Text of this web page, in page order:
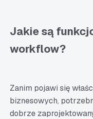
Jakie są
workflow?
Zanim pojawi się
biznesowych,
dobrze